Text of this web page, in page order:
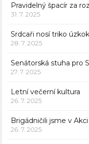
Pravidelný špacír za
31. 7. 2025
Srdcaři nosí triko
28. 7. 2025
Senátorská stuha pro
27. 7. 2025
Letní večerní kultura
26. 7. 2025
Brigádničili jsme v
26. 7. 2025